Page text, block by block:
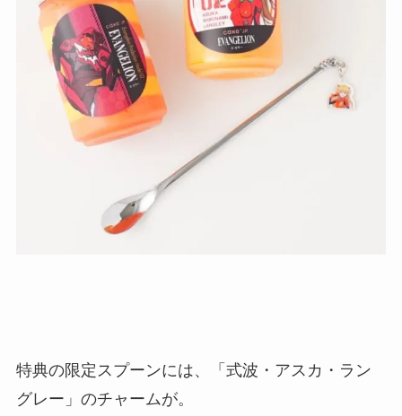
特典の限定スプーンには、「式波・アスカ・ラン
グレー」のチャームが。